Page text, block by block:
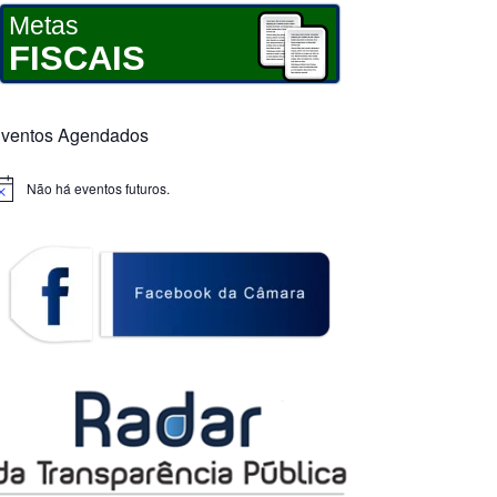
Metas
FISCAIS
Agendados
Não há eventos futuros.